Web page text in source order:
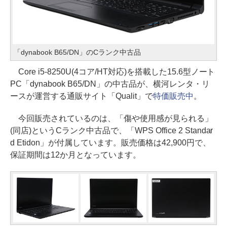
「dynabook B65/DN」のCランク中古品
Core i5-8250U(4コア/HT対応)を搭載した15.6型ノート
PC「dynabook B65/DN」の中古品が、横河レンタ・リ
ースが運営する通販サイト「Qualit」で特価販売中 。
今回販売されているのは、「傷や使用感が見られる」
(同店)というCランク中古品で、「WPS Office 2 Standar
d Etidon」が付属しています。販売価格は42,900円で、
保証期間は12か月となっています。